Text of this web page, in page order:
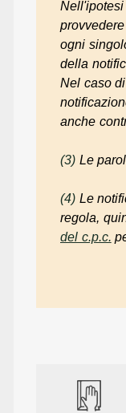
ogni
della
Nel caso
anche
(3) Le
(4) Le
regola,
del c.p.c.